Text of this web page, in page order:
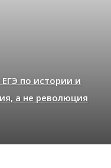
по истории и
а не революция